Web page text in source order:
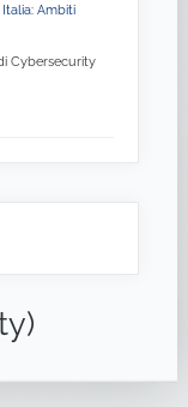
Ambiti
Cybersecurity